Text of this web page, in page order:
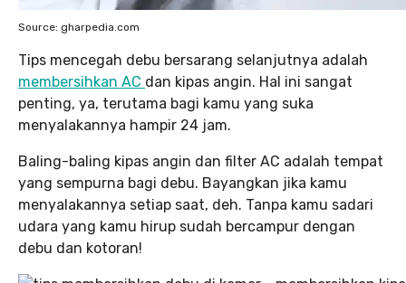
Source: gharpedia.com
Tips mencegah debu bersarang selanjutnya adalah
membersihkan AC dan kipas angin. Hal ini sangat
penting, ya, terutama bagi kamu yang suka
menyalakannya hampir 24 jam.
Baling-baling kipas angin dan filter AC adalah tempat
yang sempurna bagi debu. Bayangkan jika kamu
menyalakannya setiap saat, deh. Tanpa kamu sadari
udara yang kamu hirup sudah bercampur dengan
debu dan kotoran!